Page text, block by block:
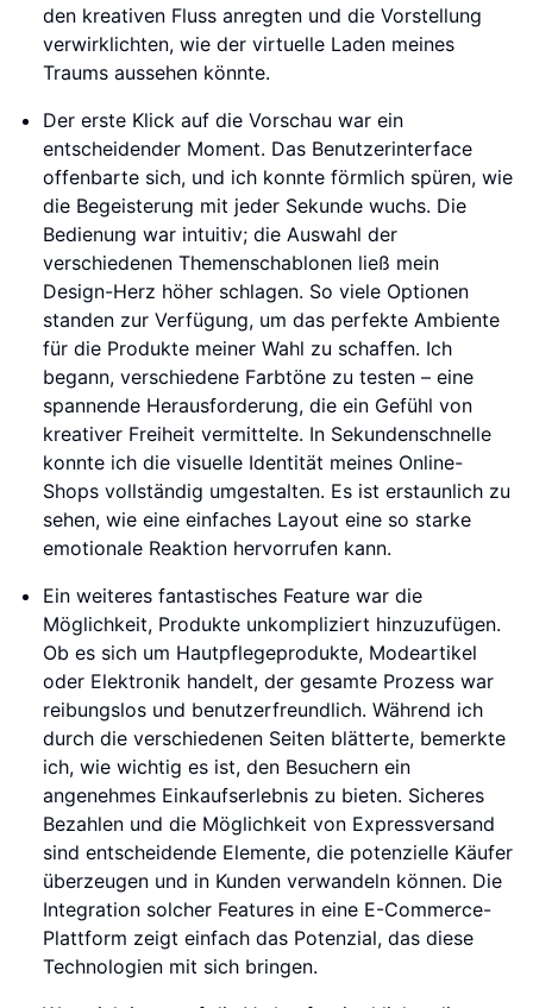
den kreativen Fluss anregten und die Vorstellung
verwirklichten, wie der virtuelle Laden meines
Traums aussehen könnte.
Der erste Klick auf die Vorschau war ein
entscheidender Moment. Das Benutzerinterface
offenbarte sich, und ich konnte förmlich spüren, wie
die Begeisterung mit jeder Sekunde wuchs. Die
Bedienung war intuitiv; die Auswahl der
verschiedenen Themenschablonen ließ mein
Design-Herz höher schlagen. So viele Optionen
standen zur Verfügung, um das perfekte Ambiente
für die Produkte meiner Wahl zu schaffen. Ich
begann, verschiedene Farbtöne zu testen – eine
spannende Herausforderung, die ein Gefühl von
kreativer Freiheit vermittelte. In Sekundenschnelle
konnte ich die visuelle Identität meines Online-
Shops vollständig umgestalten. Es ist erstaunlich zu
sehen, wie eine einfaches Layout eine so starke
emotionale Reaktion hervorrufen kann.
Ein weiteres fantastisches Feature war die
Möglichkeit, Produkte unkompliziert hinzuzufügen.
Ob es sich um Hautpflegeprodukte, Modeartikel
oder Elektronik handelt, der gesamte Prozess war
reibungslos und benutzerfreundlich. Während ich
durch die verschiedenen Seiten blätterte, bemerkte
ich, wie wichtig es ist, den Besuchern ein
angenehmes Einkaufserlebnis zu bieten. Sicheres
Bezahlen und die Möglichkeit von Expressversand
sind entscheidende Elemente, die potenzielle Käufer
überzeugen und in Kunden verwandeln können. Die
Integration solcher Features in eine E-Commerce-
Plattform zeigt einfach das Potenzial, das diese
Technologien mit sich bringen.